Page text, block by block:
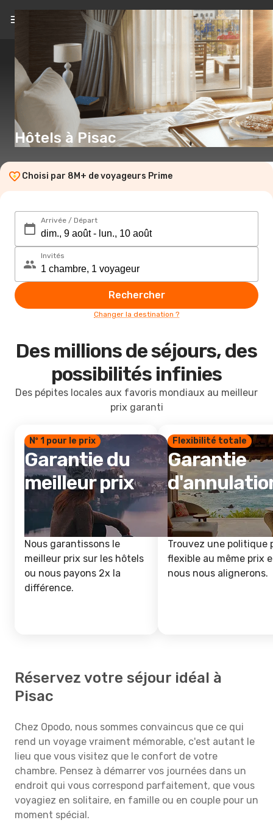
FR(€)
Hôtels à Pisac
Choisi par 8M+ de voyageurs Prime
Arrivée / Départ
Invités
Rechercher
Changer la destination ?
Des millions de séjours, des
possibilités infinies
Des pépites locales aux favoris mondiaux au meilleur
prix garanti
Nº 1 pour le prix
Garantie du
meilleur prix
Nous garantissons le
meilleur prix sur les hôtels
ou nous payons 2x la
différence.
Flexibilité totale
Garantie
Trouvez une politique
flexible au même prix
nous nous alignerons.
Réservez votre séjour idéal à
Pisac
Chez Opodo, nous sommes convaincus que ce qui
rend un voyage vraiment mémorable, c'est autant le
lieu que vous visitez que le confort de votre
chambre. Pensez à démarrer vos journées dans un
endroit qui vous correspond parfaitement, que vous
voyagiez en solitaire, en famille ou en couple pour un
moment spécial.